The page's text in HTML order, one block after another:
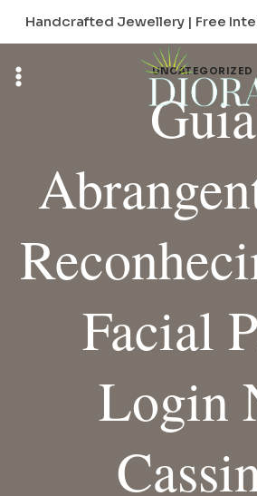
content
Handcrafted Jewellery | Free
UNCATEGORIZED
Guia
Facial
Login